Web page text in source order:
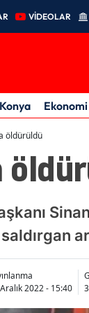
VİDEOLAR
Konya Ekonomi
öldürüldü
2022 - 15:40